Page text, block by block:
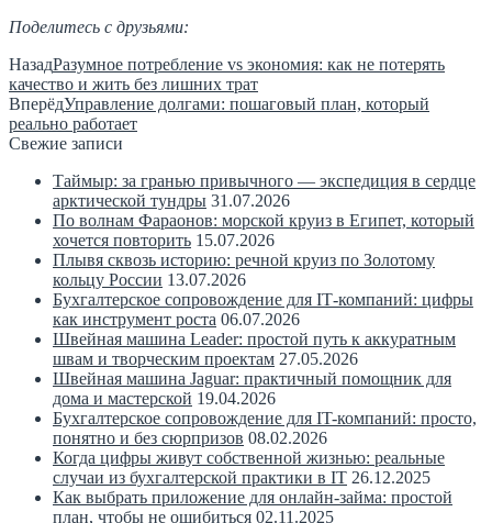
Поделитесь с друзьями:
НазадРазумное потребление vs экономия: как не потерять
качество и жить без лишних трат
ВперёдУправление долгами: пошаговый план, который
реально работает
Свежие записи
Таймыр: за гранью привычного — экспедиция в сердце
арктической тундры 31.07.2026
По волнам Фараонов: морской круиз в Египет, который
хочется повторить 15.07.2026
Плывя сквозь историю: речной круиз по Золотому
кольцу России 13.07.2026
Бухгалтерское сопровождение для IT‑компаний: цифры
как инструмент роста 06.07.2026
Швейная машина Leader: простой путь к аккуратным
швам и творческим проектам 27.05.2026
Швейная машина Jaguar: практичный помощник для
дома и мастерской 19.04.2026
Бухгалтерское сопровождение для IT-компаний: просто,
понятно и без сюрпризов 08.02.2026
Когда цифры живут собственной жизнью: реальные
случаи из бухгалтерской практики в IT 26.12.2025
Как выбрать приложение для онлайн-займа: простой
план, чтобы не ошибиться 02.11.2025